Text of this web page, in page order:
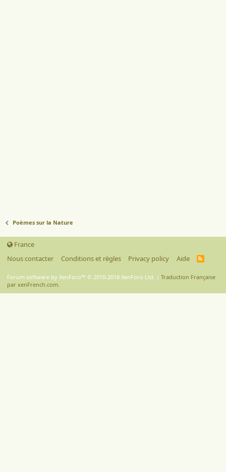
Poèmes sur la Nature
France
Nous contacter
Conditions et règles Privacy policy Aide
R
Forum software by XenForo™ © 2010-2018 XenForo Ltd. | Traduction Française
par xenFrench.com.